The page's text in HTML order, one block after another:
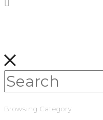
Browsing Category